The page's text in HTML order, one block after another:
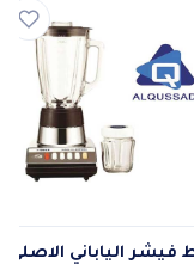
فيشر الياباني الاصلي